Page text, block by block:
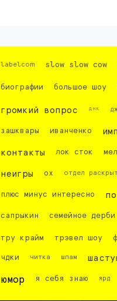
labelcom slow slow cow
биографии большое шоу
громкий вопрос днк
зашквары иванченко
контакты лок сток
неигры ох отдел
плюс минус интересно
сапрыкин семейное дерби
тру крайм трэвел шоу
чдки читка шпам
юмор я себя знаю ярд